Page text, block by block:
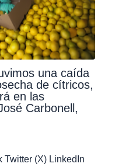
una caída
de cítricos,
en las
Carbonell,
Twitter (X) LinkedIn